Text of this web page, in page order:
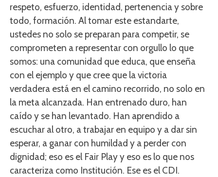
respeto, esfuerzo, identidad, pertenencia y sobre
todo, formación. Al tomar este estandarte,
ustedes no solo se preparan para competir, se
comprometen a representar con orgullo lo que
somos: una comunidad que educa, que enseña
con el ejemplo y que cree que la victoria
verdadera está en el camino recorrido, no solo en
la meta alcanzada. Han entrenado duro, han
caído y se han levantado. Han aprendido a
escuchar al otro, a trabajar en equipo y a dar sin
esperar, a ganar con humildad y a perder con
dignidad; eso es el Fair Play y eso es lo que nos
caracteriza como Institución. Ese es el CDI.